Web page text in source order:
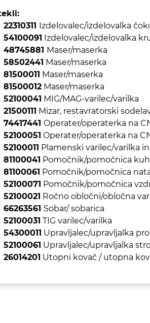
22310311 Izdelovalec/izdelovalka
54100091 Izdelovalec/izdelovalka
48745881 Maser/maserka
58502441 Maser/maserka
81500011 Maser/maserka
81500012 Maser/maserka
52100041 MIG/MAG-varilec/varilka
21500111 Mizar, restavratorski
74417441 Operater/operaterka na
52100051 Operater/operaterka na
52100011 Plamenski varilec/varilka
81100041 Pomočnik/pomočnica
81100061 Pomočnik/pomočnica
52100071 Pomočnik/pomočnica
52100021 Ročno obločni/obločna
66263561 Sobar/ sobarica
52100031 TIG varilec/varilka
54300011 Upravljalec/upravljalka
52100061 Upravljalec/upravljalka
26014201 Utopni kovač / utopna